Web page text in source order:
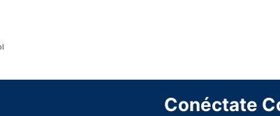
Conéctate